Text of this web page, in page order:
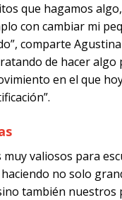
ejemplo con
y agrega que
entender más
e
divididos por
de mucha